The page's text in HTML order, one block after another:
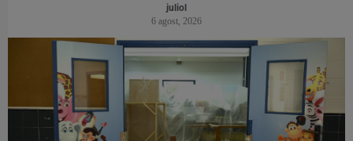
juliol
6 agost, 2026